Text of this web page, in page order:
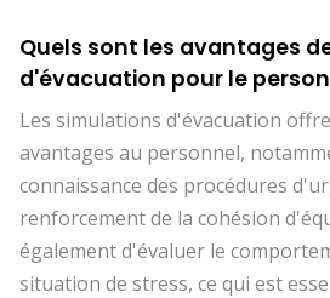
Quels sont les avantages
d'évacuation pour le
Les simulations d'évacuation
avantages au personnel,
connaissance des procédures
renforcement de la cohésion
également d'évaluer le
situation de stress, ce qui est